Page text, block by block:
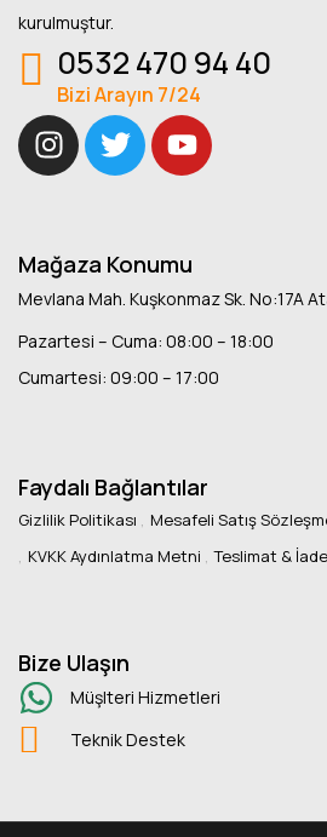
kurulmuştur.
0532 470 94 40
Bizi Arayın 7/24
Mağaza Konumu
Mevlana Mah. Kuşkonmaz Sk. No:17A
Pazartesi – Cuma: 08:00 – 18:00
Cumartesi: 09:00 – 17:00
Faydalı Bağlantılar
Gizlilik Politikası
Mesafeli Satış
KVKK Aydınlatma Metni
Teslimat & İade
Bize Ulaşın
Müşlteri Hizmetleri
Teknik Destek